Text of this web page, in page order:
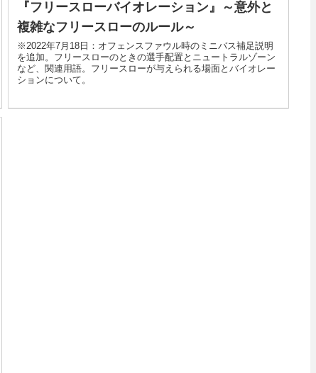
『フリースローバイオレーション』～意外と
複雑なフリースローのルール～
※2022年7月18日：オフェンスファウル時のミニバス補足説明
を追加。フリースローのときの選手配置とニュートラルゾーン
など、関連用語。フリースローが与えられる場面とバイオレー
ションについて。